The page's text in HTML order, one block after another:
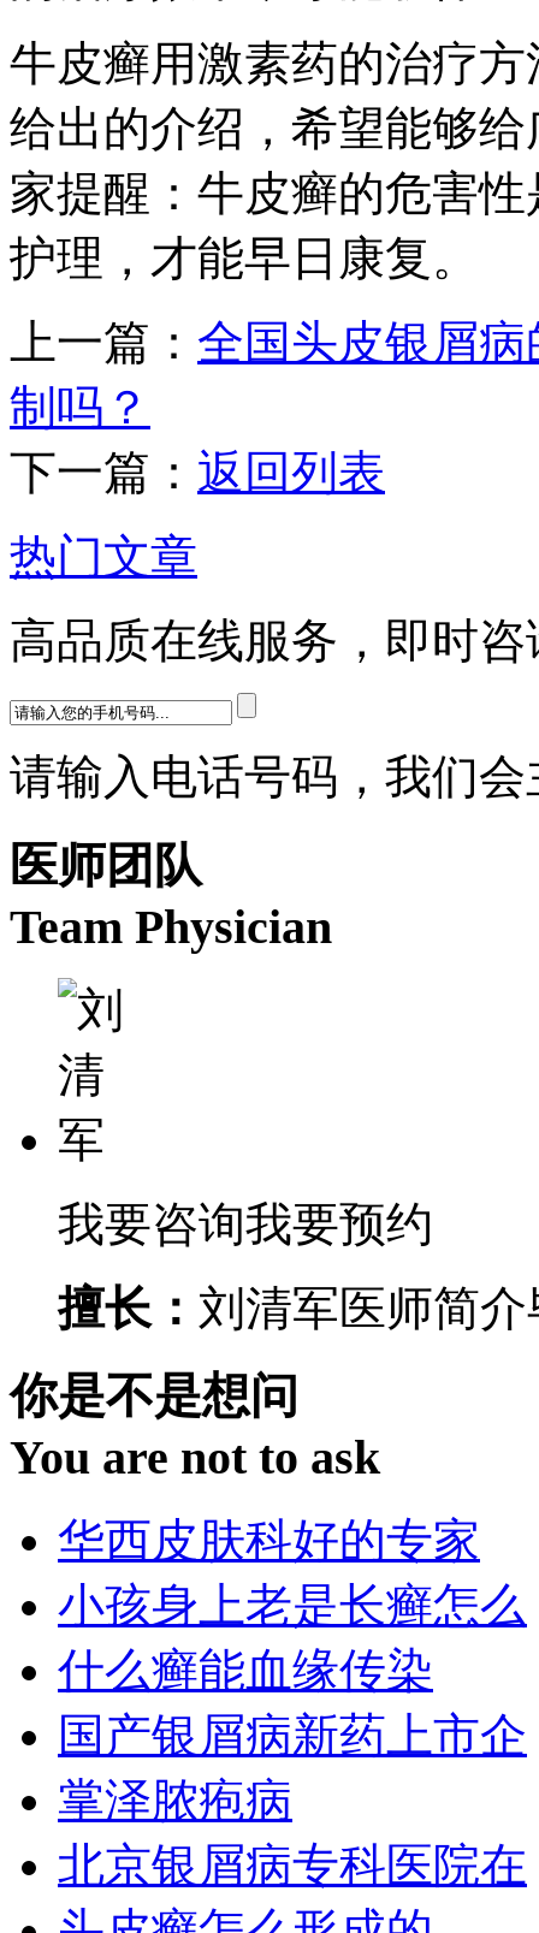
牛皮癣用激素药的治疗
给出的介绍，希望能够
家提醒：牛皮癣的危害
护理，才能早日康复。
上一篇： 全国头皮银屑
制吗？
下一篇： 返回列表
热门文章
高品质在线服务，即时咨
请输入电话号码，我们
医师团队
Team Physician
我要咨询我要预约
擅长： 刘清军医师简
你是不是想问
You are not to ask
华西皮肤科好的专家
小孩身上老是长癣怎么
什么癣能血缘传染
国产银屑病新药上市企
掌泽脓疱病
北京银屑病专科医院在